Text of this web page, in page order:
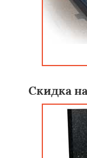
Скидка